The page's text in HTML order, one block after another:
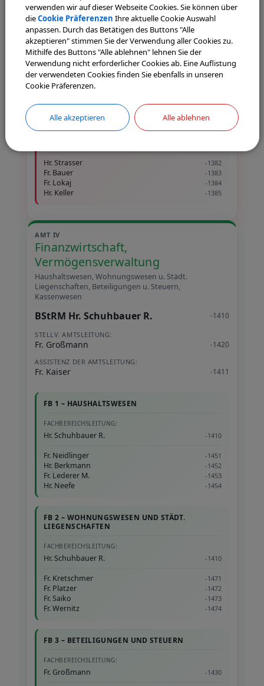
FACHBEREICHSLEITUNG:
Hr. Brunnhuber
Fr. Hentschel-Soulemane
Fr. Glaß -1364
Hr. Neubert -1373
FACHBEREICHSLEITUNG:
Hr. Pichlmeier -1320
Hr. Strasser -1382
Fr. Bauer -1383
Fr. Lokaj -1384
Hr. Keller -1385
AMT IV
Finanzwirtschaft,
Vermögensverwaltung
Haushaltswesen, Wohnungswesen u. Städt.
Liegenschaften, Beteiligungen u. Steuern,
Kassenwesen
BStRM Hr. Schuhbauer R. -1410
STELLV. AMTSLEITUNG:
Fr. Großmann -1420
ASSISTENZ DER AMTSLEITUNG:
Fr. Kaiser -1411
FB 1 – HAUSHALTSWESEN
FACHBEREICHSLEITUNG:
Hr. Schuhbauer R. -1410
Fr. Neidlinger -1451
Hr. Berkmann -1452
Fr. Lederer M. -1453
Hr. Neefe -1454
FB 2 – WOHNUNGSWESEN UND STÄDT.
LIEGENSCHAFTEN
FACHBEREICHSLEITUNG:
Hr. Schuhbauer R. -1410
Fr. Kretschmer -1471
Fr. Platzer -1472
Fr. Saiko -1473
Fr. Wernitz -1474
FB 3 – BETEILIGUNGEN UND STEUERN
FACHBEREICHSLEITUNG:
Fr. Großmann -1430
verwenden wir auf dieser Webseite Cookies. Sie können über
dieCookie Präferenzen Ihre aktuelle Cookie Auswahl
anpassen. Durch das Betätigen des Buttons "Alle
akzeptieren" stimmen Sie der Verwendung aller Cookies zu.
Mithilfe des Buttons "Alle ablehnen" lehnen Sie der
Verwendung nicht erforderlicher Cookies ab. Eine Auflistung
der verwendeten Cookies finden Sie ebenfalls in unseren
Cookie Präferenzen.
Alle akzeptieren Alle ablehnen